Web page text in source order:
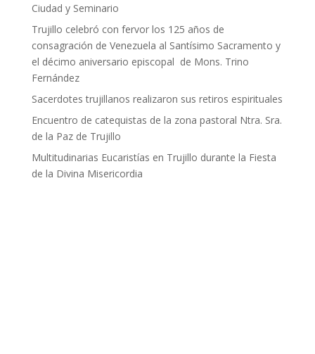
Ciudad y Seminario
Trujillo celebró con fervor los 125 años de
consagración de Venezuela al Santísimo Sacramento y
el décimo aniversario episcopal de Mons. Trino
Fernández
Sacerdotes trujillanos realizaron sus retiros espirituales
Encuentro de catequistas de la zona pastoral Ntra. Sra.
de la Paz de Trujillo
Multitudinarias Eucaristías en Trujillo durante la Fiesta
de la Divina Misericordia